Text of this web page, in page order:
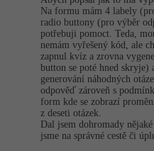
ASP.NET MVC
Django
Best practices
MS-SQL
SQLite
Grafik / UX/UI
3D grafik
Projektový
Databázový
Copywriter
C
VB.NET
SQL
Návrh SW -80%
Algoritmy -41%
Na formu mám 4 labely
radio buttony (pro výběr
potřebuji pomoct. Teda,
nemám vyřešený kód, ale
zapnul kvíz a zrovna
button se poté hned
generování náhodných
odpověď zároveň s
form kde se zobrazí
z deseti otázek.
Dal jsem dohromady
jsme na správné cestě či